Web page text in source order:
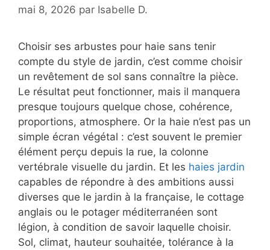
mai 8, 2026 par Isabelle D.
Choisir ses arbustes pour haie sans tenir
compte du style de jardin, c’est comme choisir
un revêtement de sol sans connaître la pièce.
Le résultat peut fonctionner, mais il manquera
presque toujours quelque chose, cohérence,
proportions, atmosphere. Or la haie n’est pas un
simple écran végétal : c’est souvent le premier
élément perçu depuis la rue, la colonne
vertébrale visuelle du jardin. Et les haies jardin
capables de répondre à des ambitions aussi
diverses que le jardin à la française, le cottage
anglais ou le potager méditerranéen sont
légion, à condition de savoir laquelle choisir.
Sol, climat, hauteur souhaitée, tolérance à la